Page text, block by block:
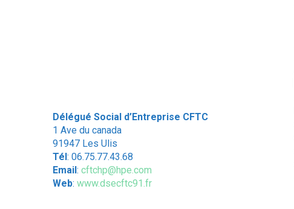
Délégué Social d’Entreprise CFTC
1 Ave du canada
91947 Les Ulis
Tél: 06.75.77.43.68
Email: cftchp@hpe.com
Web: www.dsecftc91.fr